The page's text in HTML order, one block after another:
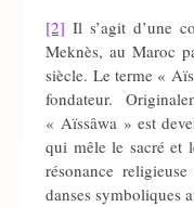
[2] Il s’agit d’une
Meknès, au Maroc
siècle. Le terme «
fondateur.
« Aïssâwa » est
qui mêle le sacré et
résonance
danses symboliques